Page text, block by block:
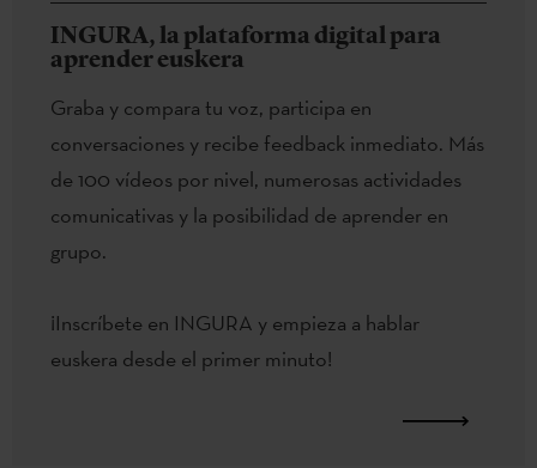
INGURA, la plataforma digital para
aprender euskera
Graba y compara tu voz, participa en
conversaciones y recibe feedback inmediato. Más
de 100 vídeos por nivel, numerosas actividades
comunicativas y la posibilidad de aprender en
grupo.
¡Inscríbete en INGURA y empieza a hablar
euskera desde el primer minuto!